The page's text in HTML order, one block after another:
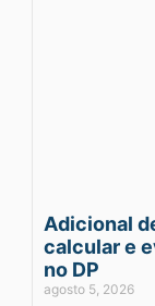
Adicional
calcular e
no DP
agosto 5, 2026